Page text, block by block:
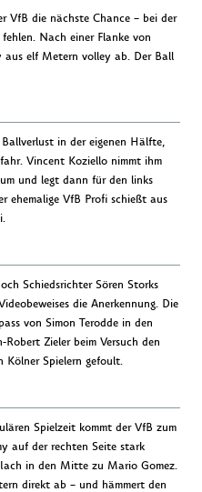
VfB die nächste Chance – bei der
Nach einer Flanke von
aus elf Metern volley ab. Der Ball
in der eigenen Hälfte,
Vincent Koziello nimmt ihm
und legt dann für den links
ehemalige VfB Profi schießt aus
Schiedsrichter Sören Storks
die Anerkennung. Die
von Simon Terodde in den
Zieler beim Versuch den
Kölner Spielern gefoult.
Spielzeit kommt der VfB zum
auf der rechten Seite stark
in den Mitte zu Mario Gomez.
direkt ab – und hämmert den